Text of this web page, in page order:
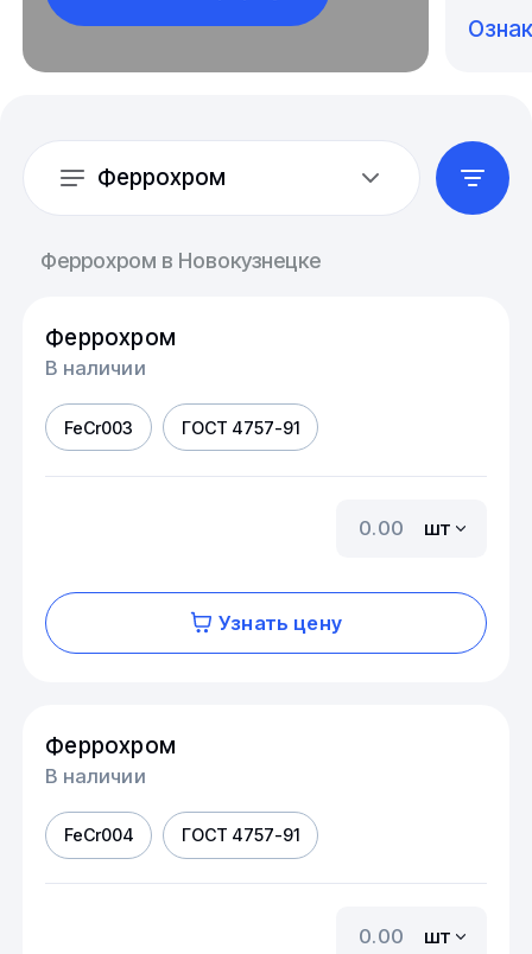
Феррохром
Феррохром в Новокузнецке
Феррохром
В наличии
FeCr003 ГОСТ 4757-91
шт
Узнать цену
Феррохром
В наличии
FeCr004 ГОСТ 4757-91
шт